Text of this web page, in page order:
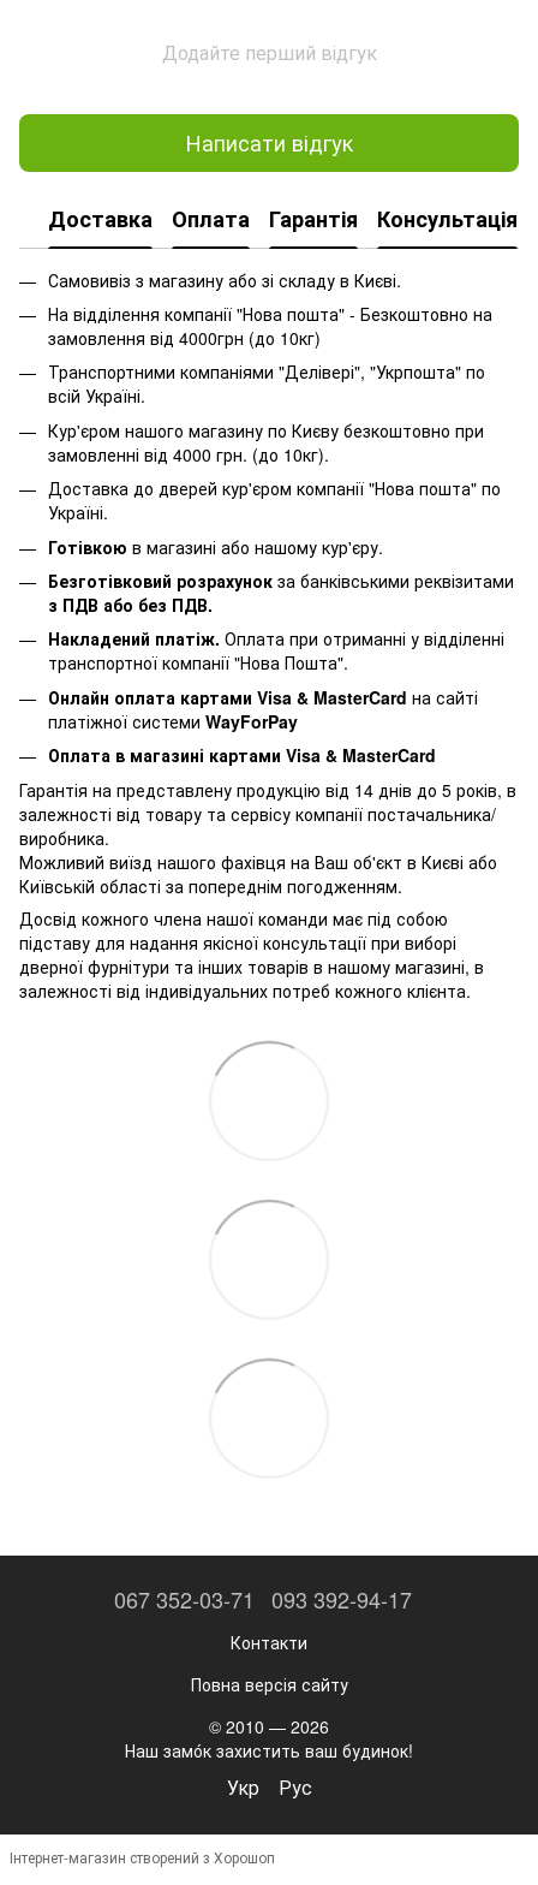
Додайте перший відгук
Написати відгук
Доставка Оплата Гарантія Консультація
Самовивіз з магазину або зі складу в Києві.
На відділення компанії "Нова пошта" - Безкоштовно на
замовлення від 4000грн (до 10кг)
Транспортними компаніями "Делівері", "Укрпошта" по
всій Україні.
Кур'єром нашого магазину по Києву безкоштовно при
замовленні від 4000 грн. (до 10кг).
Доставка до дверей кур'єром компанії "Нова пошта" по
Україні.
Готівкою в магазині або нашому кур'єру.
Безготівковий розрахунок за банківськими реквізитами
з ПДВ або без ПДВ.
Накладений платіж. Оплата при отриманні у відділенні
транспортної компанії "Нова Пошта".
Онлайн оплата картами Visa & MasterCard на сайті
платіжної системи WayForPay
Оплата в магазині картами Visa & MasterCard
Гарантія на представлену продукцію від 14 днів до 5 років, в
залежності від товару та сервісу компанії постачальника/
виробника.
Можливий виїзд нашого фахівця на Ваш об'єкт в Києві або
Київській області за попереднім погодженням.
Досвід кожного члена нашої команди має під собою
підставу для надання якісної консультації при виборі
дверної фурнітури та інших товарів в нашому магазині, в
залежності від індивідуальних потреб кожного клієнта.
067 352-03-71 093 392-94-17
Контакти
Повна версія сайту
© 2010 — 2026
Наш замо́к захистить ваш будинок!
Укр Рус
Інтернет-магазин створений з Хорошоп